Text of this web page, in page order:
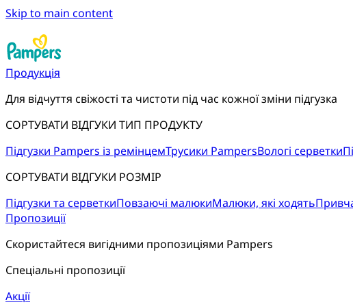
Skip to main content
Продукція
Для відчуття свіжості та чистоти під час кожної зміни підгузка
СОРТУВАТИ ВІДГУКИ ТИП ПРОДУКТУ
Підгузки Pampers із ремінцемТрусики PampersВологі серветки
СОРТУВАТИ ВІДГУКИ РОЗМІР
Підгузки та серветкиПовзаючі малюкиМалюки, які ходять
Пропозиції
Скористайтеся вигідними пропозиціями Pampers
Спеціальні пропозиції
Акції